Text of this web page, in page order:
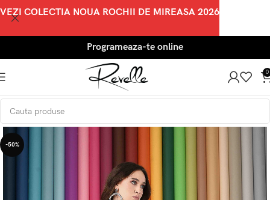
Programeaza-te online
0
-50%
VEZI COLECTIA NOUA ROCHII DE MIREASA 2026